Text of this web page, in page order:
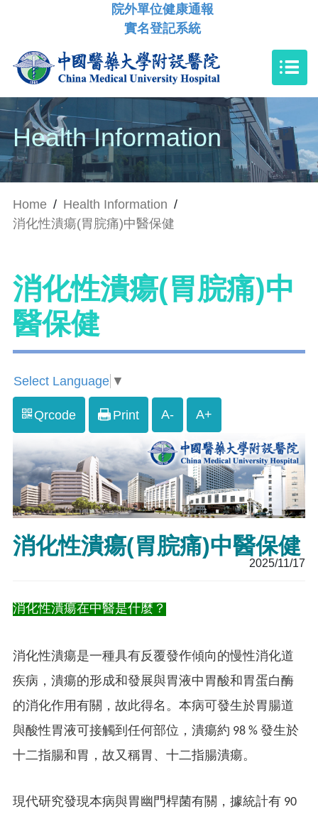
院外單位健康通報
實名登記系統
Health Information
Home / Health Information /
消化性潰瘍(胃脘痛)中醫保健
消化性潰瘍(胃脘痛)中
醫保健
Select Language ▼
Qrcode Print A- A+
消化性潰瘍(胃脘痛)中醫保健
2025/11/17
消化性潰瘍在中醫是什麼？
消化性潰瘍是一種具有反覆發作傾向的慢性消化道
疾病，潰瘍的形成和發展與胃液中胃酸和胃蛋白酶
的消化作用有關，故此得名。本病可發生於胃腸道
與酸性胃液可接觸到任何部位，潰瘍約 98 % 發生於
十二指腸和胃，故又稱胃、十二指腸潰瘍。
現代研究發現本病與胃幽門桿菌有關，據統計有 90